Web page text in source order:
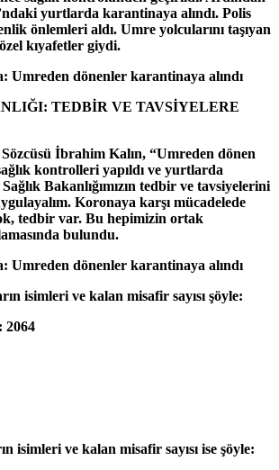
yurtlarda karantinaya alındı. Polis
önlemleri aldı. Umre yolcularını taşıyan
kıyafetler giydi.
Umreden dönenler karantinaya alındı
TEDBİR VE TAVSİYELERE
İbrahim Kalın, “Umreden dönen
kontrolleri yapıldı ve yurtlarda
Bakanlığımızın tedbir ve tavsiyelerini
Koronaya karşı mücadelede
tedbir var. Bu hepimizin ortak
bulundu.
Umreden dönenler karantinaya alındı
isimleri ve kalan misafir sayısı şöyle:
2064
isimleri ve kalan misafir sayısı ise şöyle: